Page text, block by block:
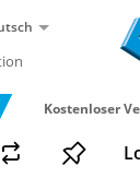
Kostenloser